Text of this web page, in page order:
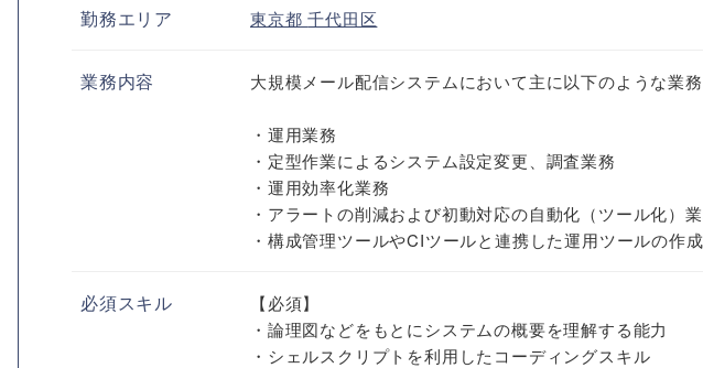
勤務エリア 東京都千代田区
業務内容 大規模メール配信システムにおいて主に以下のような業務
・運用業務
・定型作業によるシステム設定変更、調査業務
・運用効率化業務
・アラートの削減および初動対応の自動化（ツール化）
・構成管理ツールやCIツールと連携した運用ツールの作
必須スキル
【必須】
・論理図などをもとにシステムの概要を理解する能力
・シェルスクリプトを利用したコーディングスキル